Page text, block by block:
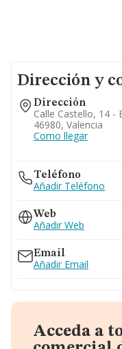
Dirección y
Dirección
Calle Castello, 14 -
46980, Valencia
Como llegar
Teléfono
Añadir Teléfono
Web
Añadir Web
Email
Añadir Email
Acceda a